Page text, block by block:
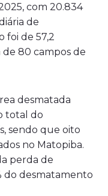
com 20.834
de
foi de 57,2
80 campos de
desmatada
total do
sendo que oito
no Matopiba.
perda de
do desmatamento